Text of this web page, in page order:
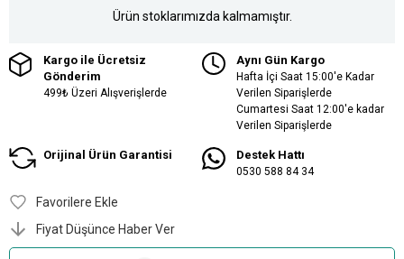
Ürün stoklarımızda kalmamıştır.
Kargo ile Ücretsiz
Gönderim
499₺ Üzeri Alışverişlerde
Aynı Gün Kargo
Hafta İçi Saat 15:00'e Kadar
Verilen Siparişlerde
Cumartesi Saat 12:00'e kadar
Verilen Siparişlerde
Orijinal Ürün Garantisi Destek Hattı
0530 588 84 34
Favorilere Ekle
Fiyat Düşünce Haber Ver